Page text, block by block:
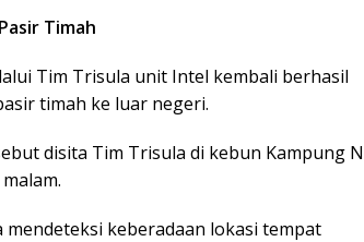
Timah
Tim Trisula unit Intel kembali berhasil
timah ke luar negeri.
disita Tim Trisula di kebun Kampung
keberadaan lokasi tempat